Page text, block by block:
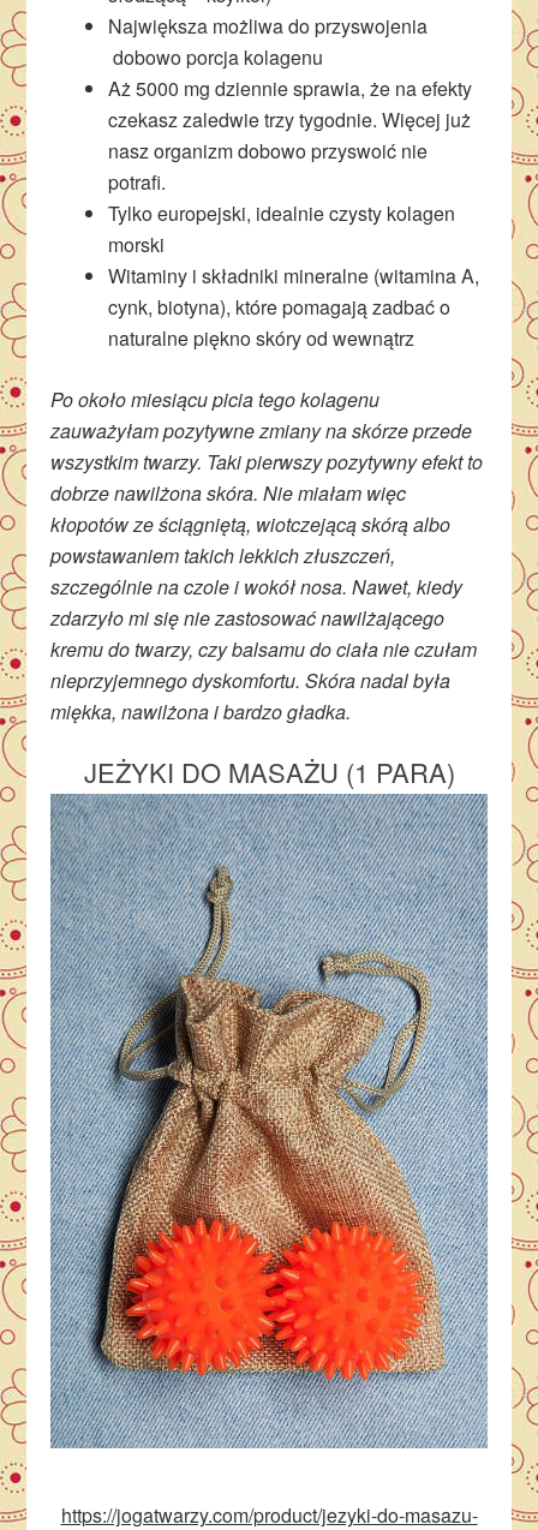
Największa możliwa do przyswojenia
dobowo porcja kolagenu
Aż 5000 mg dziennie sprawia, że na efekty
czekasz zaledwie trzy tygodnie. Więcej już
nasz organizm dobowo przyswoić nie
potrafi.
Tylko europejski, idealnie czysty kolagen
morski
Witaminy i składniki mineralne (witamina A,
cynk, biotyna), które pomagają zadbać o
naturalne piękno skóry od wewnątrz
Po około miesiącu picia tego kolagenu
zauważyłam pozytywne zmiany na skórze przede
wszystkim twarzy. Taki pierwszy pozytywny efekt to
dobrze nawilżona skóra. Nie miałam więc
kłopotów ze ściągniętą, wiotczejącą skórą albo
powstawaniem takich lekkich złuszczeń,
szczególnie na czole i wokół nosa. Nawet, kiedy
zdarzyło mi się nie zastosować nawilżającego
kremu do twarzy, czy balsamu do ciała nie czułam
nieprzyjemnego dyskomfortu. Skóra nadal była
miękka, nawilżona i bardzo gładka.
JEŻYKI DO MASAŻU (1 PARA)
https://jogatwarzy.com/product/jezyki-do-masazu-